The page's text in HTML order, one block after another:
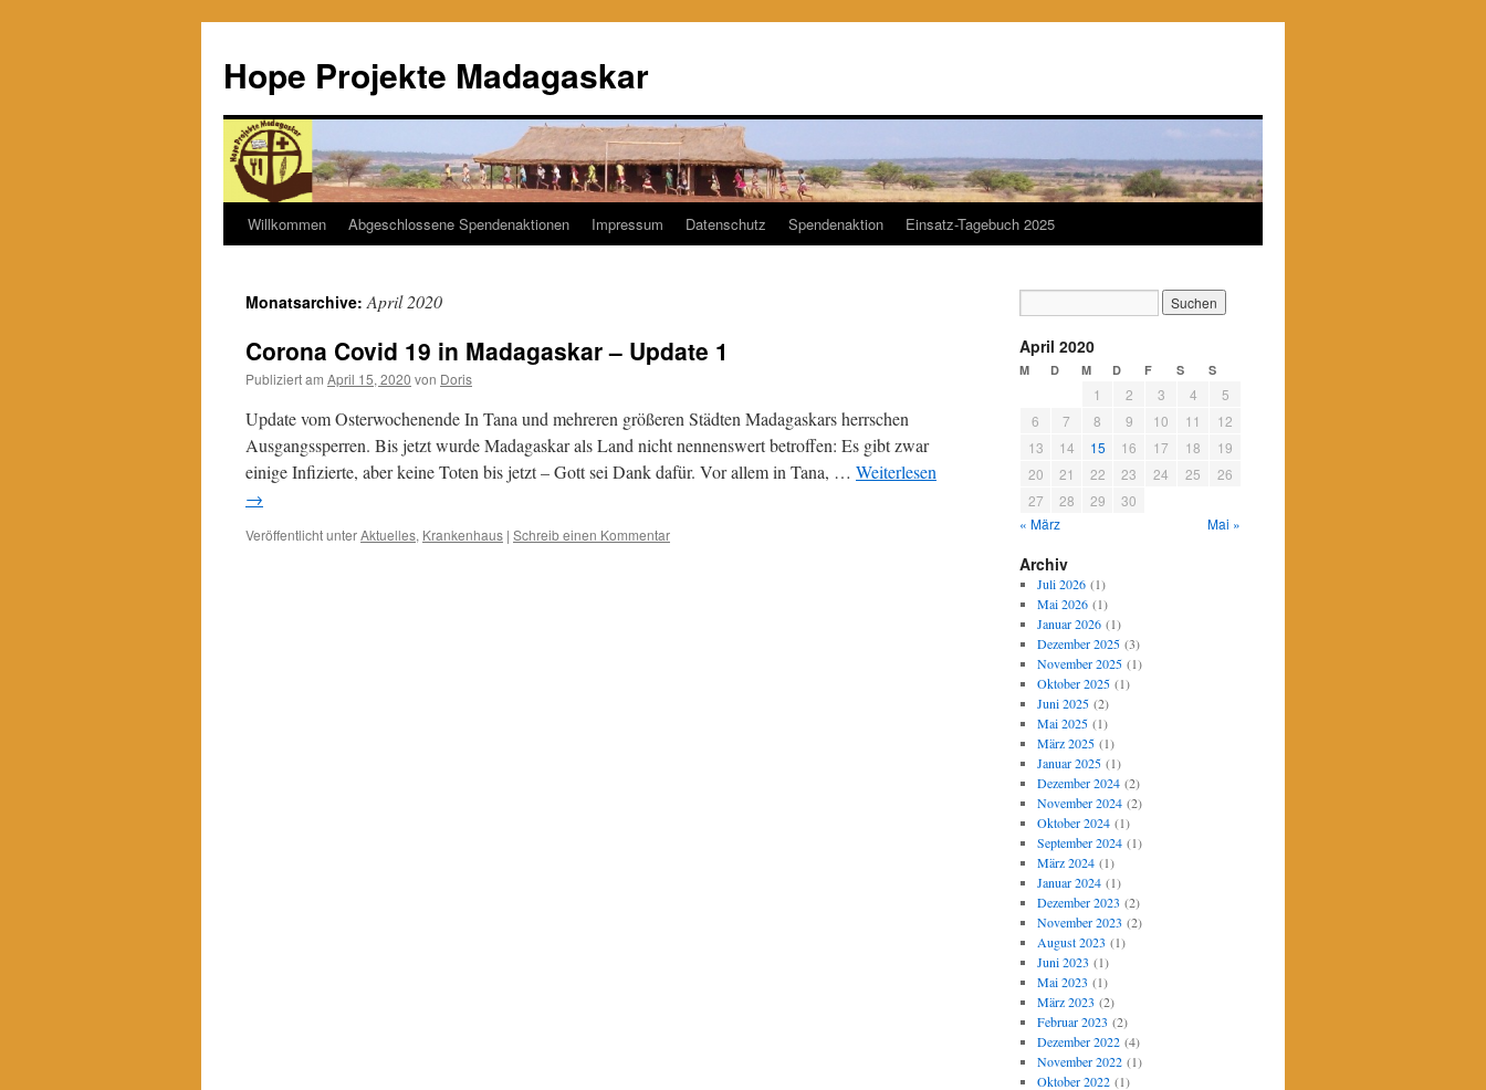
Hope Projekte Madagaskar
Zum
springen
Willkommen Abgeschlossene Spendenaktionen Impressum Datenschutz Spendenaktion Einsatz-Tagebuch 2025
Monatsarchive:April 2020
Corona Covid 19 in Madagaskar – Update 1
Publiziert am April 15, 2020 von Doris
Update vom Osterwochenende In Tana und mehreren größeren Städten Madagaskars herrschen
Ausgangssperren. Bis jetzt wurde Madagaskar als Land nicht nennenswert betroffen: Es gibt zwar
einige Infizierte, aber keine Toten bis jetzt – Gott sei Dank dafür. Vor allem in Tana, … Weiterlesen
→
Veröffentlicht unterAktuelles, Krankenhaus | Schreib einen Kommentar
April 2020
M D M D F S S
1 2 3 4
5
6
7 8 9 10 11
12
13
14 15 16 17 18
19
20
21 22 23 24 25
26
27
28 29
30
« März
Mai »
Archiv
Juli 2026(1)
Mai 2026(1)
Januar 2026(1)
Dezember 2025(3)
November 2025(1)
Oktober 2025(1)
Juni 2025(2)
Mai 2025(1)
März 2025(1)
Januar 2025(1)
Dezember 2024(2)
November 2024(2)
Oktober 2024(1)
September 2024(1)
März 2024(1)
Januar 2024(1)
Dezember 2023 (2)
November 2023 (2)
August 2023 (1)
Juni 2023 (1)
Mai 2023 (1)
März 2023 (2)
Februar 2023 (2)
Dezember 2022(4)
November 2022(1)
Oktober 2022(1)